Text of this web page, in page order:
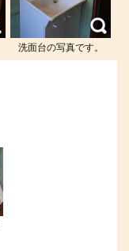
洗面台の写真です。